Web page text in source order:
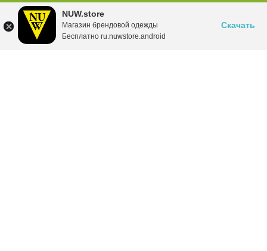
NUW.store
Магазин брендовой одежды
Бесплатно ru.nuwstore.android
Скачать